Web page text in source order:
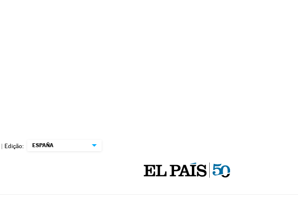
| Edição: ESPAÑA